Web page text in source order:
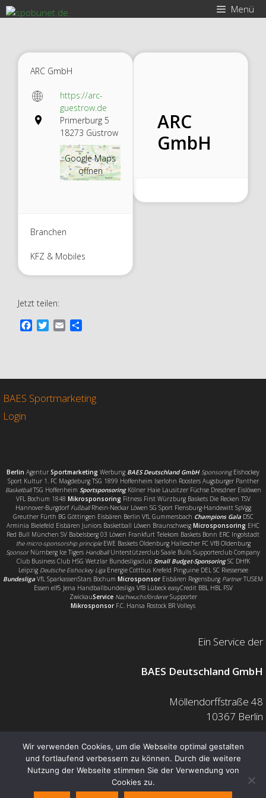
Zum
Inhalt
Menü
ARC GmbH
https://arc-
guestrow.de
Primerburg 5
18273 Güstrow
Google Maps
öffnen
Branchen
KFZ & Mobiles
ARC
GmbH
Jetzt teilen:
o
k
r
BAES Sportmarketing
Login
Berlin Agentur Sportmarketing Werbung BAES Deutschland GmbH SponsoringEishockey
Sport Kultur 1. FC Magdeburg TSG 1899 Hoffenheim Iserlohn Roosters Augsburger Panther
BasketballTSG Hoffenheim SportsponsoringKölner Haie Lausitzer Füchse Dresdner Eislöwen
VFL Bochum 1848 Mikrosponsoring Fitness First Würzburg Baskets Die Recken TSV
Hannover-Burgdorf FußballRhein-Neckar Löwen SG Sport Flensburg-Handewitt SpVgg
Greuther Fürth BG Göttingen Eisbären Berlin VfL Gummersbach Champions GalaDSC
Arminia Bielefeld Eisbären Juniors Basketball Löwen Braunschweig Microsponsoring EHC
Red Bull München SV Babelsberg 03 Löwen Frankfurt Telekom Baskets Bonn ERC Ingolstadt
the micro-sponsorship principleEWE Baskets Oldenburg Hallescher FC VfB Oldenburg
SponsorNürnberg Ice Tigers HandballUnterstützerclub Saale Bulls Supporterclub Company
Club Business Club HSG Wetzlar Bundesligaclub Small Budget-SponsoringSC DHfK
Leipzig Deutsche Eishockey LigaEnergie Cottbus Krefeld Pinguine DEL SC Riessersee
Bundesliga VfL SparkassenStars Bochum MicrosponsorEisbären Regensburg PartnerTUSEM
Essen elf5 Jena Handballbundesliga VfB Lübeck easyCredit BBL HBL FSV
ZwickauService NachwuchsfördererSupporter
MikrosponsorF.C. Hansa Rostock BR Volleys
Ein Service der
BAES Deutschland GmbH
Möllendorffstraße 48
10367 Berlin
Mail: info@baes.de
Telefon: 030 200 7378 0
Fax: 0800 880 1139 55
Wir verwenden Cookies, um die Webseite optimal gestalten
und fortlaufend verbessern zu können. Durch die weitere
Nutzung der Webseite stimmen Sie der Verwendung von
Cookies zu.